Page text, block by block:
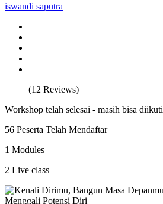
iswandi saputra
(12 Reviews)
Workshop telah selesai - masih bisa diikuti
56 Peserta Telah Mendaftar
1 Modules
2 Live class